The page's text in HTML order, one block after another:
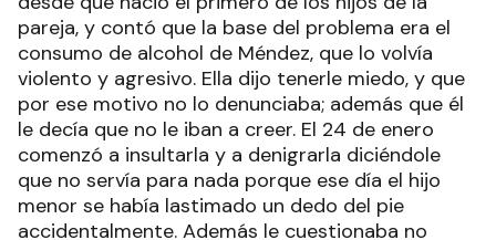
pareja, y contó que la base del problema era el
consumo de alcohol de Méndez, que lo volvía
violento y agresivo. Ella dijo tenerle miedo, y que
por ese motivo no lo denunciaba; además que él
le decía que no le iban a creer. El 24 de enero
comenzó a insultarla y a denigrarla diciéndole
que no servía para nada porque ese día el hijo
menor se había lastimado un dedo del pie
accidentalmente. Además le cuestionaba no